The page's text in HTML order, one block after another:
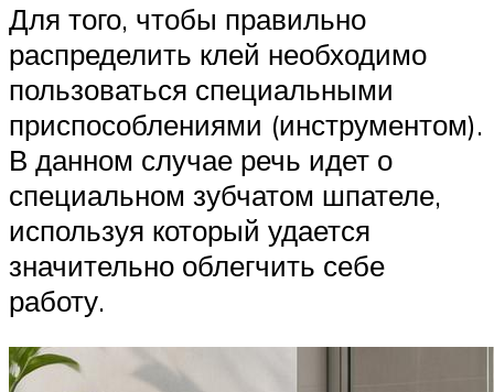
Для того, чтобы правильно
распределить клей необходимо
пользоваться специальными
приспособлениями (инструментом).
В данном случае речь идет о
специальном зубчатом шпателе,
используя который удается
значительно облегчить себе
работу.